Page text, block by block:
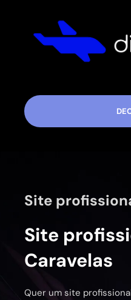
Site
Site
Caravelas
Quer um site